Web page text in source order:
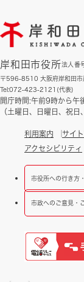
岸和田市役所法人
〒596-8510 大阪府岸和田市
Tel:072-423-2121(代表)
開庁時間:午前9時から午
（土曜日、日曜日、祝日
利用案内 サイ
アクセシビリティ
市役所への行き方
市政へのご意見・